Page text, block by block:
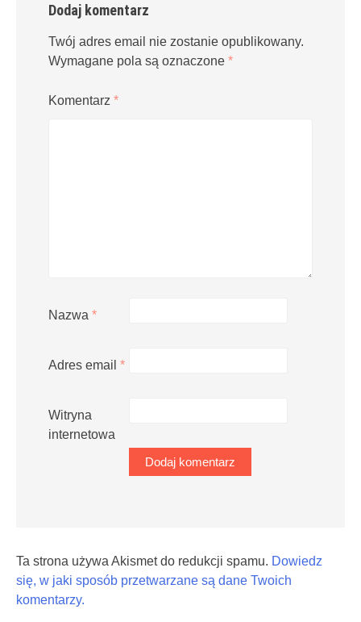
Dodaj komentarz
Twój adres email nie zostanie opublikowany.
Wymagane pola są oznaczone *
Komentarz *
Nazwa *
Adres email *
Witryna
internetowa
Ta strona używa Akismet do redukcji spamu. Dowiedz
się, w jaki sposób przetwarzane są dane Twoich
komentarzy.